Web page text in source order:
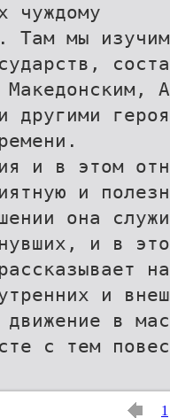
чуждому
Там мы
Македонским,
другими
и в этом
и
она
и в
и
движение в
с тем
1